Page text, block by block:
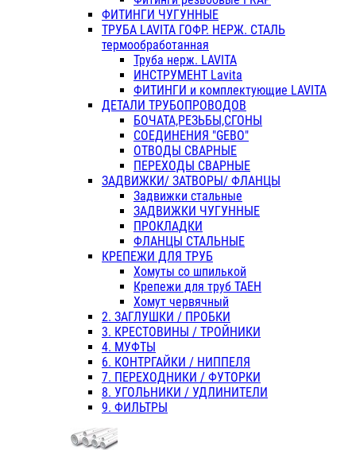
ФИТИНГИ ЧУГУННЫЕ
ТРУБА LAVITA ГОФР. НЕРЖ. СТАЛЬ
термообработанная
Труба нерж. LAVITA
ИНСТРУМЕНТ Lavita
ФИТИНГИ и комплектующие LAVITA
ДЕТАЛИ ТРУБОПРОВОДОВ
БОЧАТА,РЕЗЬБЫ,СГОНЫ
СОЕДИНЕНИЯ "GEBO"
ОТВОДЫ СВАРНЫЕ
ПЕРЕХОДЫ СВАРНЫЕ
ЗАДВИЖКИ/ ЗАТВОРЫ/ ФЛАНЦЫ
Задвижки стальные
ЗАДВИЖКИ ЧУГУННЫЕ
ПРОКЛАДКИ
ФЛАНЦЫ СТАЛЬНЫЕ
КРЕПЕЖИ ДЛЯ ТРУБ
Хомуты со шпилькой
Крепежи для труб ТАЕН
Хомут червячный
2. ЗАГЛУШКИ / ПРОБКИ
3. КРЕСТОВИНЫ / ТРОЙНИКИ
4. МУФТЫ
6. КОНТРГАЙКИ / НИППЕЛЯ
7. ПЕРЕХОДНИКИ / ФУТОРКИ
8. УГОЛЬНИКИ / УДЛИНИТЕЛИ
9. ФИЛЬТРЫ